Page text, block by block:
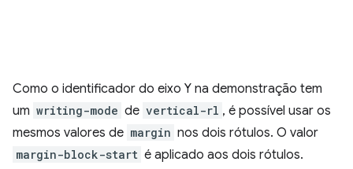
Como o identificador do eixo Y na demonstração tem
um writing-mode de vertical-rl , é possível usar os
mesmos valores de margin nos dois rótulos. O valor
margin-block-start é aplicado aos dois rótulos.